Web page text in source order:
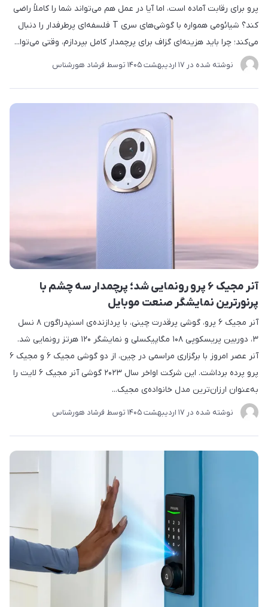
پرو برای رقابت آماده است، اما آیا در عمل هم می‌تواند شما را کاملاً راضی
کند؟ شیائومی همواره با گوشی‌های سری T فلسفه‌ای پرطرفدار را دنبال
می‌کند؛ چرا باید هزینه‌ای گزاف برای پرچمدار کامل بپردازم، وقتی می‌توا...
نوشته شده در 17 ارديبهشت 1405 توسط فرشاد هورشناس
آنر مجیک ۶ پرو رونمایی شد؛ پرچمدار سه چشم با
پرنورترین نمایشگر صنعت موبایل
آنر مجیک ۶ پرو، گوشی پرقدرت چینی، با پردازنده‌ی اسنپدراگون ۸ نسل
۳، دوربین پریسکوپی ۱۰۸ مگاپیکسلی و نمایشگر ۱۲۰ هرتز رونمایی شد.
آنر عصر امروز با برگزاری مراسمی در چین، از دو گوشی مجیک ۶ و مجیک ۶
پرو پرده برداشت. این شرکت اواخر سال ۲۰۲۳ گوشی آنر مجیک ۶ لایت را
به‌عنوان ارزان‌ترین مدل خانواده‌ی مجیک...
نوشته شده در 17 ارديبهشت 1405 توسط فرشاد هورشناس